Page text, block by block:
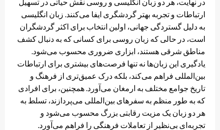
ارتباطات و تجربه بهتر گردشگری ایفا می‌کنند. زبان انگلیسی
به دلیل گستردگی جهانی، اولین انتخاب برای اکثر گردشگران
است، در حالی که زبان روسی برای کسانی که به دنبال کشف
مناطق شرقی هستند، ابزاری ضروری محسوب می‌شود.
یادگیری این زبان‌ها نه تنها فرصت‌های بیشتری برای ارتباطات
بین‌المللی فراهم می‌کند، بلکه درک عمیق‌تری از فرهنگ و
تاریخ جوامع مختلف به ارمغان می‌آورد. همچنین، برای افرادی
که به طور منظم به سفرهای بین‌المللی می‌پردازند، تسلط به
هر دو زبان یک مزیت رقابتی بزرگ محسوب می‌شود و
تجربه‌ای بی‌نظیر از تعاملات فرهنگی را فراهم می‌آورد.